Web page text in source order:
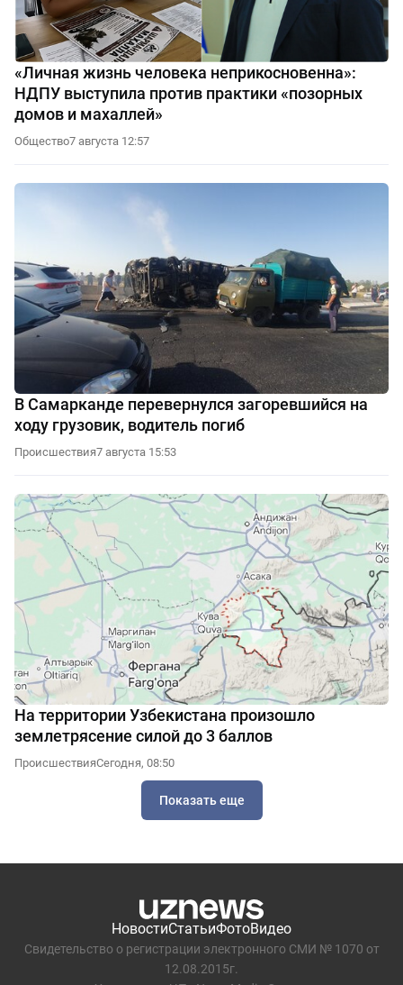
«Личная жизнь человека неприкосновенна»:
НДПУ выступила против практики «позорных
домов и махаллей»
Общество7 августа 12:57
В Самарканде перевернулся загоревшийся на
ходу грузовик, водитель погиб
Происшествия7 августа 15:53
На территории Узбекистана произошло
землетрясение силой до 3 баллов
ПроисшествияСегодня, 08:50
Показать еще
НовостиСтатьиФотоВидео
Свидетельство о регистрации электронного СМИ № 1070 от
12.08.2015г.